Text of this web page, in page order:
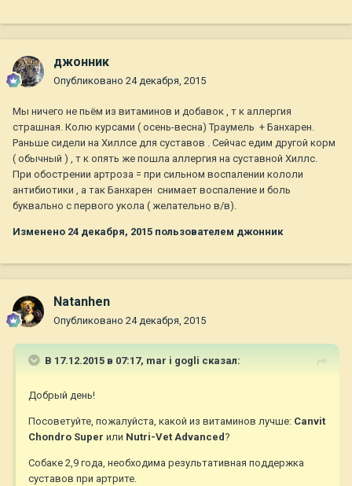
джонник
Опубликовано 24 декабря, 2015
Мы ничего не пьём из витаминов и добавок , т к аллергия
страшная. Колю курсами ( осень-весна) Траумель + Банхарен.
Раньше сидели на Хиллсе для суставов . Сейчас едим другой корм
( обычный ) , т к опять же пошла аллергия на суставной Хиллс.
При обострении артроза = при сильном воспалении кололи
антибиотики , а так Банхарен снимает воспаление и боль
буквально с первого укола ( желательно в/в).
Изменено 24 декабря, 2015 пользователем джонник
Natanhen
Опубликовано 24 декабря, 2015
В 17.12.2015 в 07:17, mar i gogli сказал:
Добрый день!
Посоветуйте, пожалуйста, какой из витаминов лучше: Canvit
Chondro Super или Nutri-Vet Advanced ?
Собаке 2,9 года, необходима результативная поддержка
суставов при артрите.